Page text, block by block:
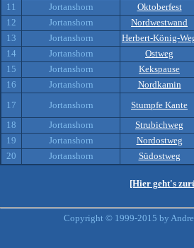
11
Jortanshorn Oktoberfest
12
Jortanshorn Nordwestwand
13
Jortanshorn Herbert-König-
14
Jortanshorn Ostweg
15
Jortanshorn Kekspause
16
Jortanshorn Nordkamin
17
Jortanshorn Stumpfe Kante
18
Jortanshorn Strubichweg
19
Jortanshorn Nordostweg
20
Jortanshorn Südostweg
[Hier geht's
Copyright © 1999-2015 by